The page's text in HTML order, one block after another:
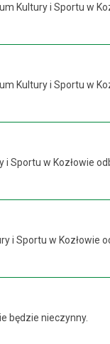
Kultury i Sportu w
Kultury i Sportu w
Sportu w Kozłowie
i Sportu w Kozłowie
będzie nieczynny.